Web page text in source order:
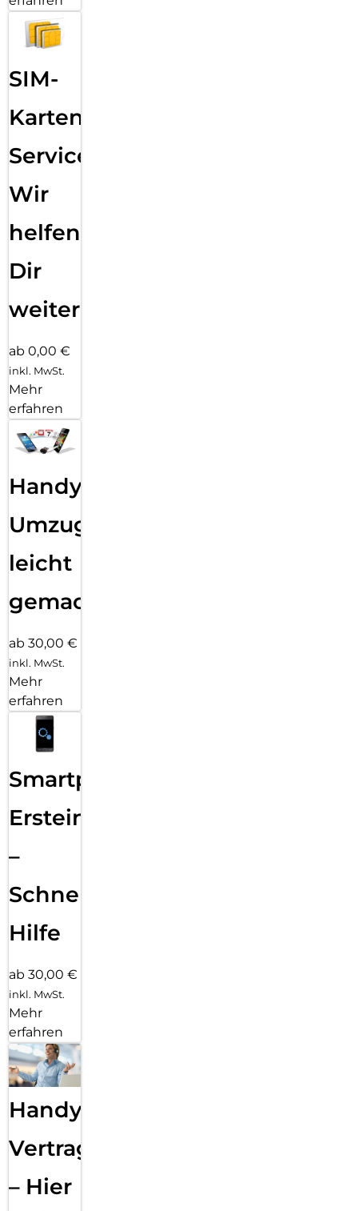
SIM-
Karten
Service:
Wir
helfen
Dir
weiter
ab 0,00 €
inkl. MwSt.
Mehr
erfahren
Handy
Umzug
leicht
gemacht!
ab 30,00 €
inkl. MwSt.
Mehr
erfahren
Smartphone
Ersteinrichtung
–
Schnelle
Hilfe
ab 30,00 €
inkl. MwSt.
Mehr
erfahren
Handy
Vertragsabwicklung
– Hier